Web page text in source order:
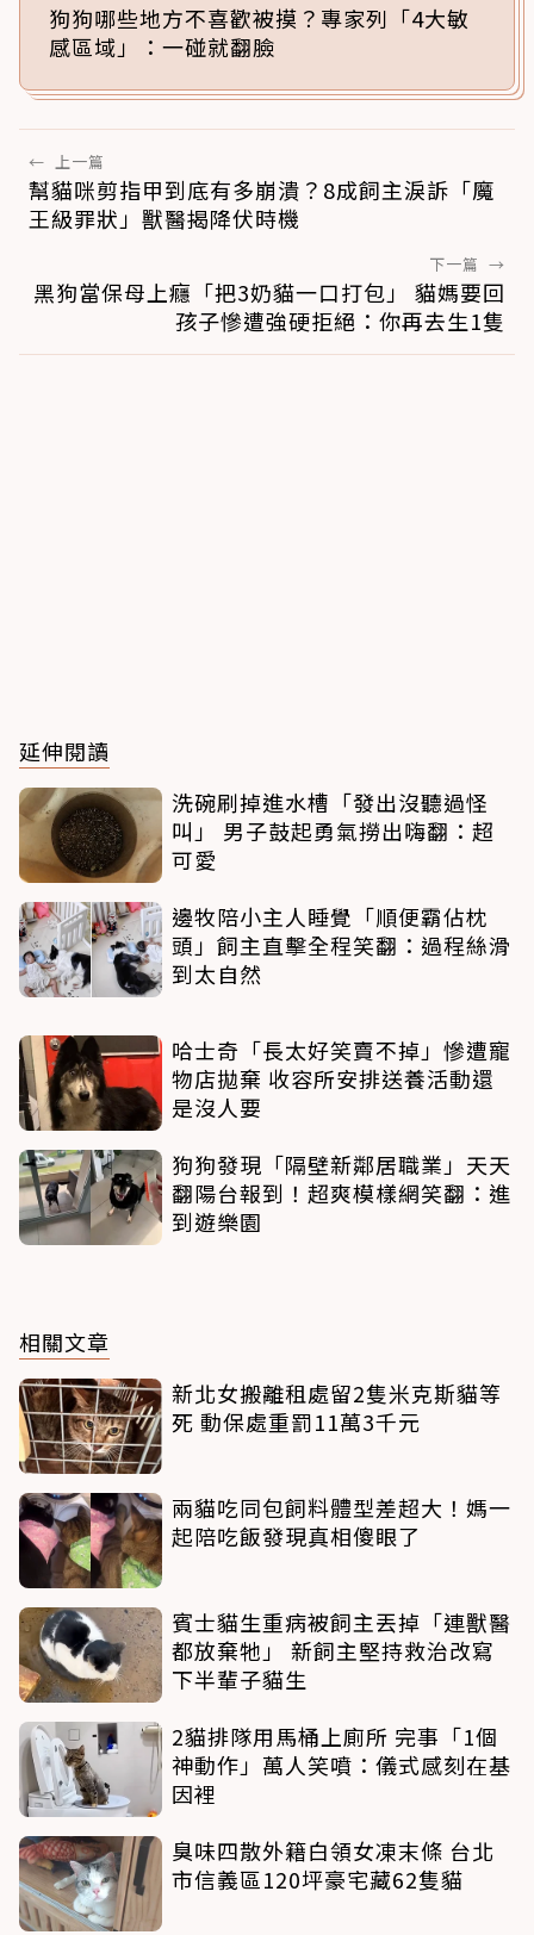
狗狗哪些地方不喜歡被摸？專家列「4大敏
感區域」：一碰就翻臉
← 上一篇
幫貓咪剪指甲到底有多崩潰？8成飼主淚訴「魔
王級罪狀」獸醫揭降伏時機
下一篇 →
黑狗當保母上癮「把3奶貓一口打包」 貓媽要回
孩子慘遭強硬拒絕：你再去生1隻
延伸閱讀
洗碗刷掉進水槽「發出沒聽過怪
叫」 男子鼓起勇氣撈出嗨翻：超
可愛
邊牧陪小主人睡覺「順便霸佔枕
頭」飼主直擊全程笑翻：過程絲滑
到太自然
哈士奇「長太好笑賣不掉」慘遭寵
物店拋棄 收容所安排送養活動還
是沒人要
狗狗發現「隔壁新鄰居職業」天天
翻陽台報到！超爽模樣網笑翻：進
到遊樂園
相關文章
新北女搬離租處留2隻米克斯貓等
死 動保處重罰11萬3千元
兩貓吃同包飼料體型差超大！媽一
起陪吃飯發現真相傻眼了
賓士貓生重病被飼主丟掉「連獸醫
都放棄牠」 新飼主堅持救治改寫
下半輩子貓生
2貓排隊用馬桶上廁所 完事「1個
神動作」萬人笑噴：儀式感刻在基
因裡
臭味四散外籍白領女凍末條 台北
市信義區120坪豪宅藏62隻貓